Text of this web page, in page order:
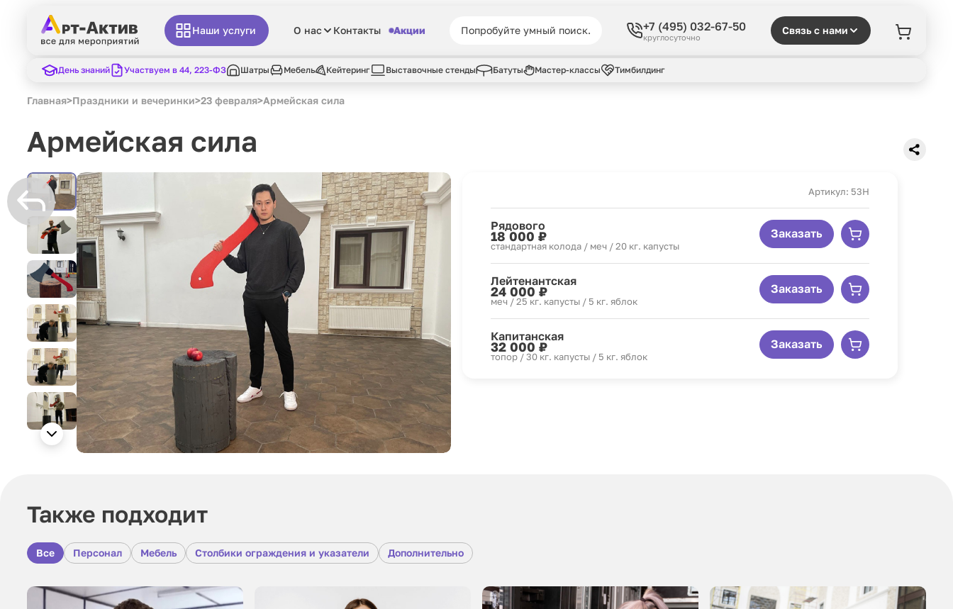
Наши услуги О нас Контакты Акции +7 (495) 032-67-50
круглосуточно
Связь с нами
День знаний Участвуем в 44, 223-ФЗ Шатры Мебель Кейтеринг Выставочные стенды Батуты Мастер-классы Тимбилдинг
Главная>Праздники и вечеринки>23 февраля>Армейская сила
Армейская сила
Артикул: 53H
Рядового
18 000 ₽
стандартная колода / меч / 20 кг. капусты
Заказать
Лейтенантская
24 000 ₽
меч / 25 кг. капусты / 5 кг. яблок
Заказать
Капитанская
32 000 ₽
топор / 30 кг. капусты / 5 кг. яблок
Заказать
Также подходит
Все Персонал Мебель Столбики ограждения и указатели Дополнительно